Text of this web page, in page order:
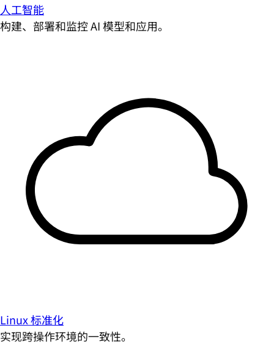
人工智能
构建、部署和监控 AI 模型和应用。
Linux 标准化
实现跨操作环境的一致性。